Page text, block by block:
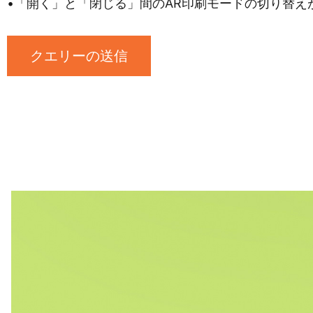
•「開く」と「閉じる」間のAR印刷モードの切り替え
クエリーの送信